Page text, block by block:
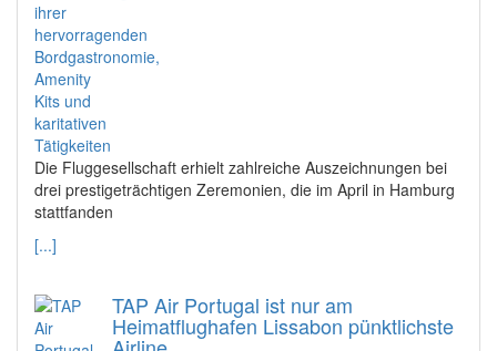
Die Fluggesellschaft erhielt zahlreiche Auszeichnungen bei
drei prestigeträchtigen Zeremonien, die im April in Hamburg
stattfanden
[...]
TAP Air Portugal ist nur am
Heimatflughafen Lissabon pünktlichste